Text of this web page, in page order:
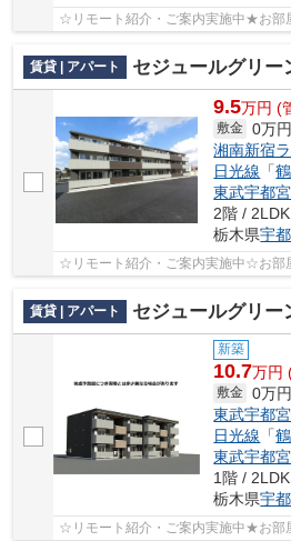
☆リモート紹介・ご案内実施中★お部
賃貸 | アパート セジュールグリー
9.5万円 (
敷金 0万円
湘南新宿
日光線 「
東武宇都
2階 /
栃木県宇
☆リモート紹介・ご案内実施中☆お部
賃貸 | アパート セジュールグリー
新築
10.7万円
敷金 0万円
東武宇都
日光線 「
東武宇都
1階 /
栃木県宇
☆リモート紹介・ご案内実施中★お部